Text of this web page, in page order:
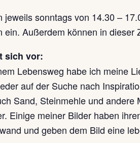
jeweils sonntags von 14.30 –
ein. Außerdem können in
sich vor:
Lebensweg habe ich meine
auf der Suche nach
Sand, Steinmehle und
Einige meiner Bilder haben
und geben dem Bild eine